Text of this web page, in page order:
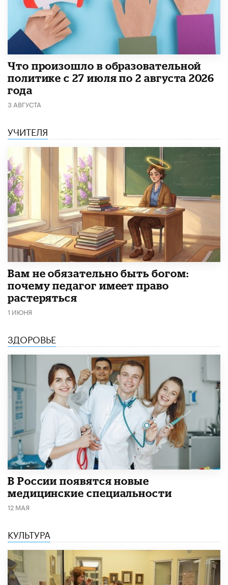
​Что произошло в образовательной
политике с 27 июля по 2 августа 2026
года
3 АВГУСТА
УЧИТЕЛЯ
​Вам не обязательно быть богом:
почему педагог имеет право
растеряться
1 ИЮНЯ
ЗДОРОВЬЕ
В России появятся новые
медицинские специальности
12 МАЯ
КУЛЬТУРА